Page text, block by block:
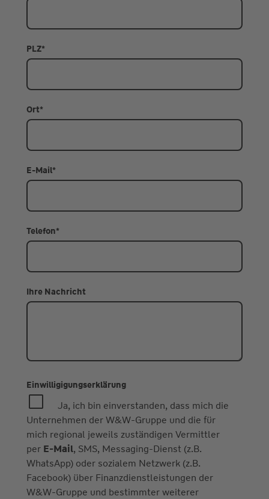
PLZ*
Ort*
E-Mail*
Telefon*
Ihre Nachricht
Einwilligigungserklärung
Ja, ich bin einverstanden, dass mich die
Unternehmen der W&W-Gruppe und die für
mich regional jeweils zuständigen Vermittler
per E-Mail, SMS, Messaging-Dienst (z.B.
WhatsApp) oder sozialem Netzwerk (z.B.
Facebook) über Finanzdienstleistungen der
W&W-Gruppe und bestimmter weiterer